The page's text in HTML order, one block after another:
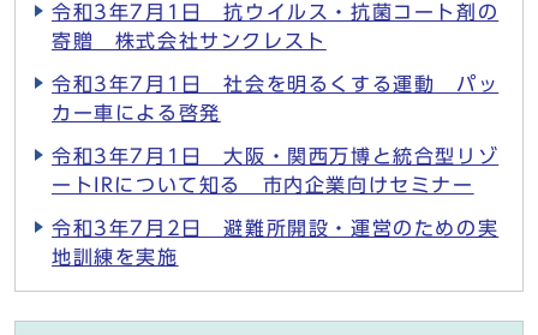
令和3年7月1日 抗ウイルス・抗菌コート剤の
寄贈 株式会社サンクレスト
令和3年7月1日 社会を明るくする運動 パッ
カー車による啓発
令和3年7月1日 大阪・関西万博と統合型リゾ
ートIRについて知る 市内企業向けセミナー
令和3年7月2日 避難所開設・運営のための実
地訓練を実施